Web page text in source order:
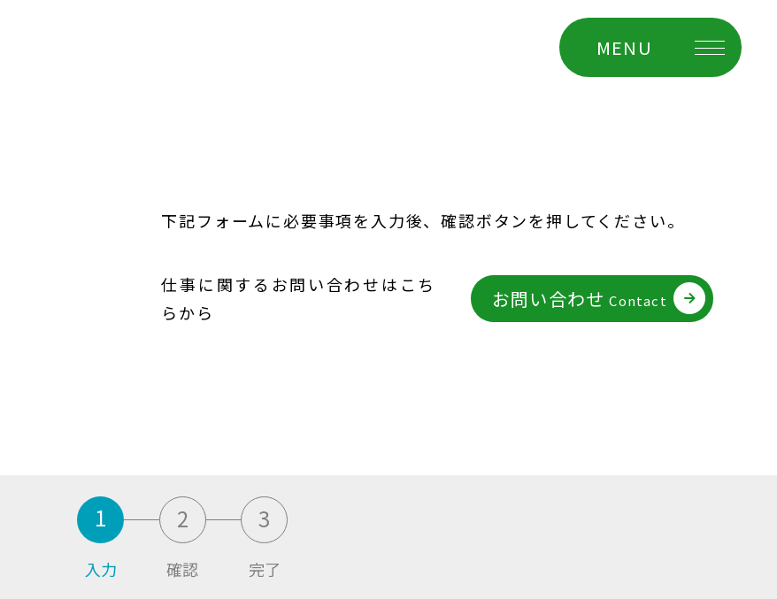
MENU
下記フォームに必要事項を入力後、確認ボタンを押してください。
仕事に関するお問い合わせはこち
らから
お問い合わせContact
1
入力
2
確認
3
完了